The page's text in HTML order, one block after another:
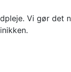
Vi gør det